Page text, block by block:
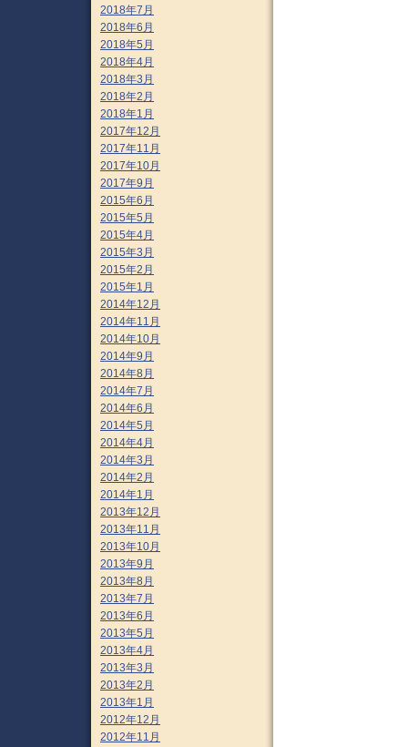
2018年7月
2018年6月
2018年5月
2018年4月
2018年3月
2018年2月
2018年1月
2017年12月
2017年11月
2017年10月
2017年9月
2015年6月
2015年5月
2015年4月
2015年3月
2015年2月
2015年1月
2014年12月
2014年11月
2014年10月
2014年9月
2014年8月
2014年7月
2014年6月
2014年5月
2014年4月
2014年3月
2014年2月
2014年1月
2013年12月
2013年11月
2013年10月
2013年9月
2013年8月
2013年7月
2013年6月
2013年5月
2013年4月
2013年3月
2013年2月
2013年1月
2012年12月
2012年11月